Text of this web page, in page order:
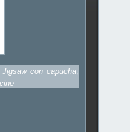
Jigsaw con capucha,